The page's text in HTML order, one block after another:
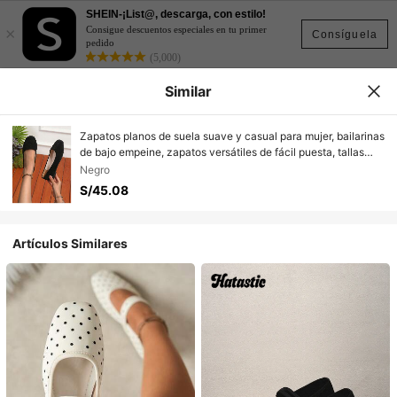
Consíguela
×
SHEIN-¡List@, descarga, con estilo!
Consigue descuentos especiales en tu primer
pedido
(5,000)
Similar
Zapatos planos de suela suave y casual para mujer, bailarinas
de bajo empeine, zapatos versátiles de fácil puesta, tallas
grandes, para primavera/verano
Negro
S/45.08
Artículos Similares